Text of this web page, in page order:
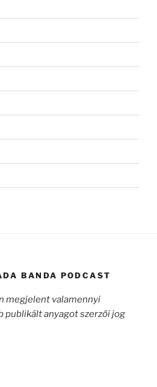
BANDA PODCAST
megjelent valamennyi
publikált anyagot szerzői jog